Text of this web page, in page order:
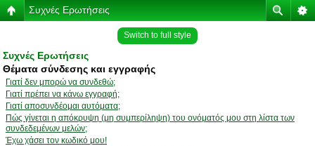
Συχνές Ερωτήσεις
Switch to full style
Συχνές Ερωτήσεις
Θέματα σύνδεσης και εγγραφής
Γιατί δεν μπορώ να συνδεθώ;
Γιατί πρέπει να κάνω εγγραφή;
Γιατί αποσυνδέομαι αυτόματα;
Πώς γίνεται η απόκρυψη (μη συμπερίληψη) του ονόματός μου στη λίστα των
συνδεδεμένων μελών;
Έχω χάσει τον κωδικό μου!